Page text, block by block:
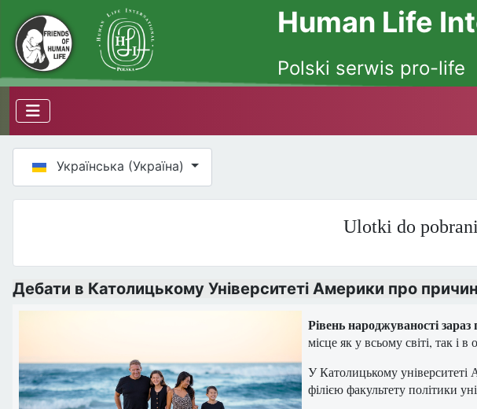
Human Life
Polski serwis pro-life
Оберіть свою мову
Українська (Україна)
Ulotki do
Дебати в Католицькому Університеті Америки про
Рівень народжуваності зараз
місце як у всьому світі, так і
У Католицькому університеті
філією факультету політики